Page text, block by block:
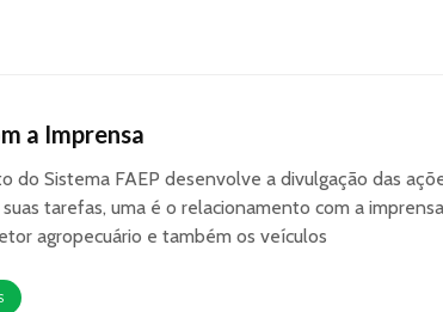
a Imprensa
do Sistema FAEP desenvolve a divulgação das
tarefas, uma é o relacionamento com a
agropecuário e também os veículos